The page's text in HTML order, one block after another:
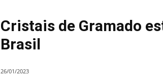
Cristais de Gramado
Brasil
26/01/2023